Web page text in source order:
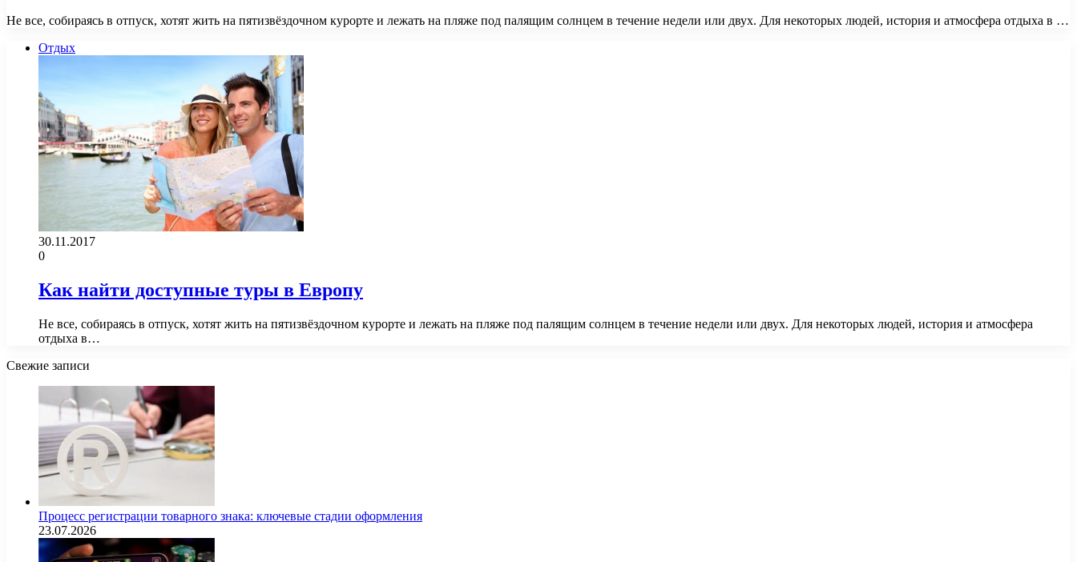
Не все, собираясь в отпуск, хотят жить на пятизвёздочном курорте и лежать на пляже под палящим солнцем в течение недели или двух. Для некоторых людей, история и атмосфера отдыха в …
Отдых
30.11.2017
0
Как найти доступные туры в Европу
Не все, собираясь в отпуск, хотят жить на пятизвёздочном курорте и лежать на пляже под палящим солнцем в течение недели или двух. Для некоторых людей, история и атмосфера
отдыха в…
Свежие записи
Процесс регистрации товарного знака: ключевые стадии оформления
23.07.2026